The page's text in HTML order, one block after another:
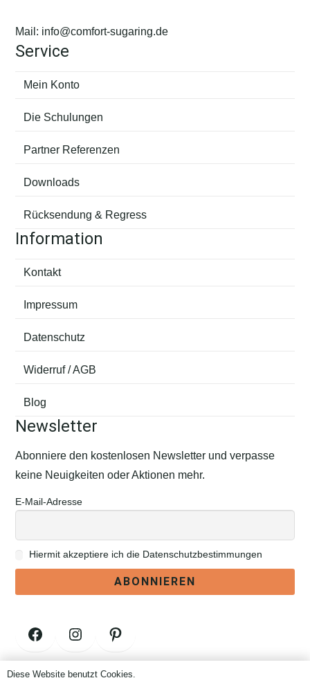
Mail: info@comfort-sugaring.de
Service
Mein Konto
Die Schulungen
Partner Referenzen
Downloads
Rücksendung & Regress
Information
Kontakt
Impressum
Datenschutz
Widerruf / AGB
Blog
Newsletter
Abonniere den kostenlosen Newsletter und verpasse
keine Neuigkeiten oder Aktionen mehr.
E-Mail-Adresse
Hiermit akzeptiere ich die Datenschutzbestimmungen
Facebook Instagram Pinterest
Diese Website benutzt Cookies.